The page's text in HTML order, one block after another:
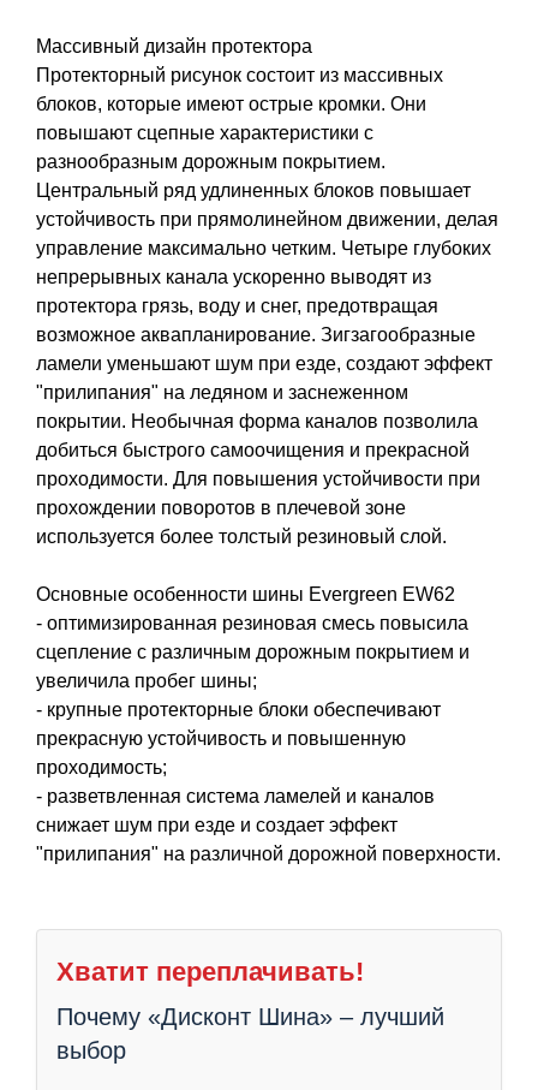
Массивный дизайн протектора
Протекторный рисунок состоит из массивных
блоков, которые имеют острые кромки. Они
повышают сцепные характеристики с
разнообразным дорожным покрытием.
Центральный ряд удлиненных блоков повышает
устойчивость при прямолинейном движении, делая
управление максимально четким. Четыре глубоких
непрерывных канала ускоренно выводят из
протектора грязь, воду и снег, предотвращая
возможное аквапланирование. Зигзагообразные
ламели уменьшают шум при езде, создают эффект
"прилипания" на ледяном и заснеженном
покрытии. Необычная форма каналов позволила
добиться быстрого самоочищения и прекрасной
проходимости. Для повышения устойчивости при
прохождении поворотов в плечевой зоне
используется более толстый резиновый слой.
Основные особенности шины Evergreen EW62
- оптимизированная резиновая смесь повысила
сцепление с различным дорожным покрытием и
увеличила пробег шины;
- крупные протекторные блоки обеспечивают
прекрасную устойчивость и повышенную
проходимость;
- разветвленная система ламелей и каналов
снижает шум при езде и создает эффект
"прилипания" на различной дорожной поверхности.
Хватит переплачивать!
Почему «Дисконт Шина» – лучший
выбор